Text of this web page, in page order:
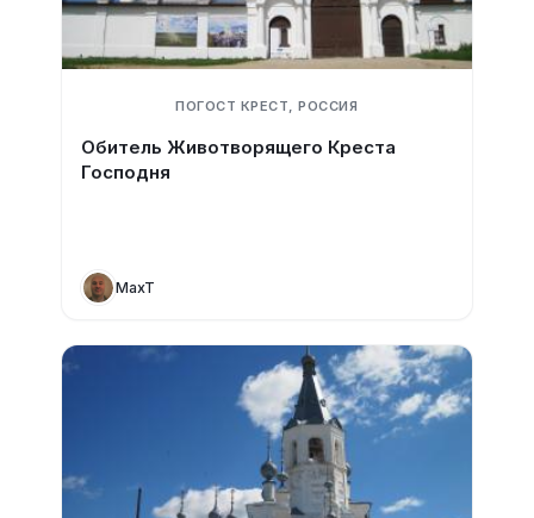
ПОГОСТ КРЕСТ, РОССИЯ
Обитель Животворящего Креста
Господня
MaxT